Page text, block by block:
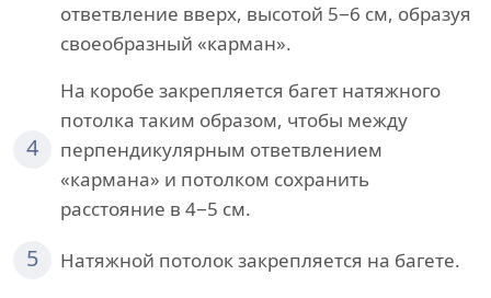
ответвление вверх, высотой 5−6 см, образуя
своеобразный «карман».
4
На коробе закрепляется багет натяжного
потолка таким образом, чтобы между
перпендикулярным ответвлением
«кармана» и потолком сохранить
расстояние в 4−5 см.
5 Натяжной потолок закрепляется на багете.